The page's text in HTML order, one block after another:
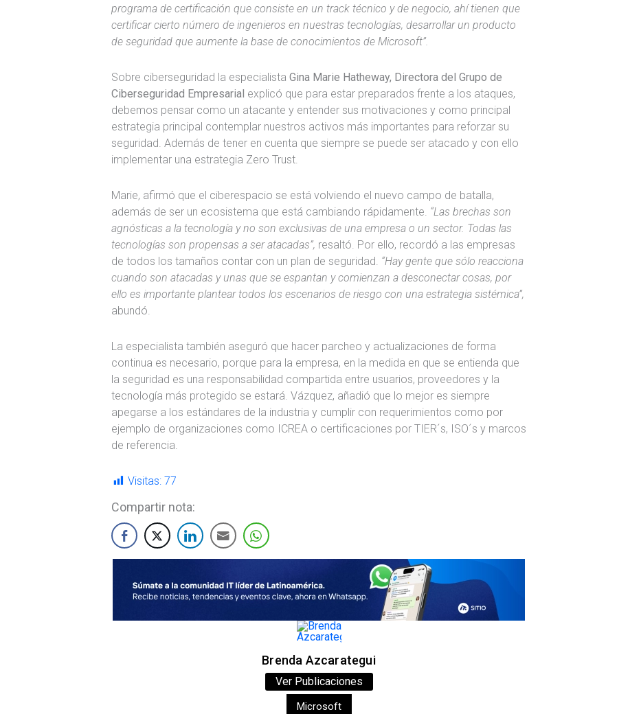
programa de certificación que consiste en un track técnico y de negocio, ahí tienen que
certificar cierto número de ingenieros en nuestras tecnologías, desarrollar un producto
de seguridad que aumente la base de conocimientos de Microsoft”.
Sobre ciberseguridad la especialista Gina Marie Hatheway, Directora del Grupo de
Ciberseguridad Empresarial explicó que para estar preparados frente a los ataques,
debemos pensar como un atacante y entender sus motivaciones y como principal
estrategia principal contemplar nuestros activos más importantes para reforzar su
seguridad. Además de tener en cuenta que siempre se puede ser atacado y con ello
implementar una estrategia Zero Trust.
Marie, afirmó que el ciberespacio se está volviendo el nuevo campo de batalla,
además de ser un ecosistema que está cambiando rápidamente. “Las brechas son
agnósticas a la tecnología y no son exclusivas de una empresa o un sector. Todas las
tecnologías son propensas a ser atacadas”, resaltó. Por ello, recordó a las empresas
de todos los tamaños contar con un plan de seguridad. “Hay gente que sólo reacciona
cuando son atacadas y unas que se espantan y comienzan a desconectar cosas, por
ello es importante plantear todos los escenarios de riesgo con una estrategia sistémica”,
abundó.
La especialista también aseguró que hacer parcheo y actualizaciones de forma
continua es necesario, porque para la empresa, en la medida en que se entienda que
la seguridad es una responsabilidad compartida entre usuarios, proveedores y la
tecnología más protegido se estará. Vázquez, añadió que lo mejor es siempre
apegarse a los estándares de la industria y cumplir con requerimientos como por
ejemplo de organizaciones como ICREA o certificaciones por TIER´s, ISO´s y marcos
de referencia.
Visitas: 77
Compartir nota:
Brenda Azcarategui
Ver Publicaciones
Microsoft